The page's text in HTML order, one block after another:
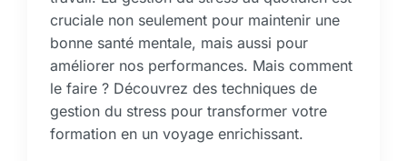
cruciale non seulement pour maintenir une
bonne santé mentale, mais aussi pour
améliorer nos performances. Mais comment
le faire ? Découvrez des techniques de
gestion du stress pour transformer votre
formation en un voyage enrichissant.